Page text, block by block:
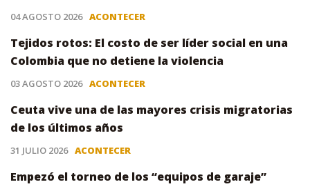
04 AGOSTO 2026 ACONTECER
Tejidos rotos: El costo de ser líder social en una
Colombia que no detiene la violencia
03 AGOSTO 2026 ACONTECER
Ceuta vive una de las mayores crisis migratorias
de los últimos años
31 JULIO 2026 ACONTECER
Empezó el torneo de los “equipos de garaje”